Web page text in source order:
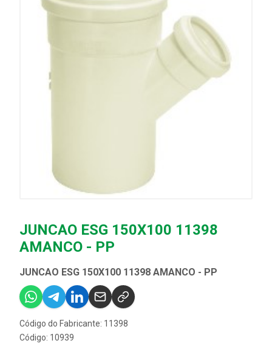
JUNCAO ESG 150X100 11398
AMANCO - PP
JUNCAO ESG 150X100 11398 AMANCO - PP
Código do Fabricante: 11398
Código: 10939